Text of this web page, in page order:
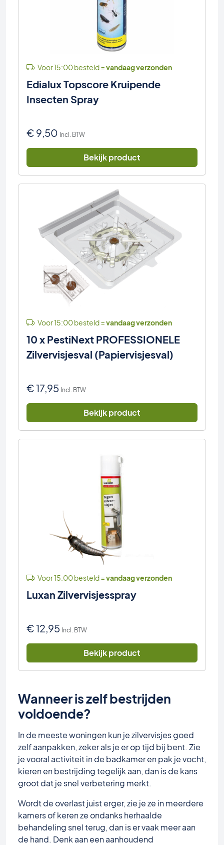
Voor 15:00 besteld =vandaag verzonden
Edialux Topscore Kruipende
Insecten Spray
€ 9,50 Incl. BTW
Bekijk product
Voor 15:00 besteld =vandaag verzonden
10 x PestiNext PROFESSIONELE
Zilvervisjesval (Papiervisjesval)
€17,95 Incl. BTW
Bekijk product
Voor 15:00 besteld =vandaag verzonden
Luxan Zilvervisjesspray
€12,95 Incl. BTW
Bekijk product
Wanneer is zelf bestrijden
voldoende?
In de meeste woningen kun je zilvervisjes goed
zelf aanpakken, zeker als je er op tijd bij bent. Zie
je vooral activiteit in de badkamer en pak je vocht,
kieren en bestrijding tegelijk aan, dan is de kans
groot dat je snel verbetering merkt.
Wordt de overlast juist erger, zie je ze in meerdere
kamers of keren ze ondanks herhaalde
behandeling snel terug, dan is er vaak meer aan
de hand. Denk aan een aanhoudend